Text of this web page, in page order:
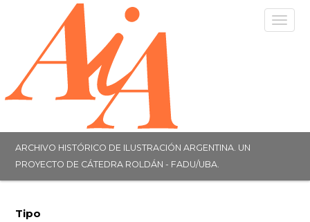
ARCHIVO HISTÓRICO DE ILUSTRACIÓN ARGENTINA. UN
PROYECTO DE CÁTEDRA ROLDÁN - FADU/UBA.
Tipo